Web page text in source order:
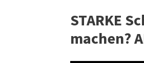
STARKE
machen?